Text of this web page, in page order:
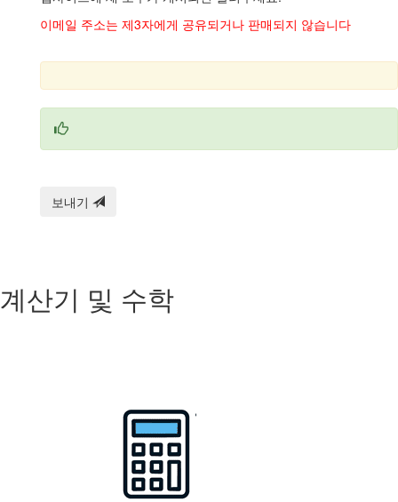
이메일 주소는 제3자에게 공유되거나 판매되지 않습니다
보내기
계산기 및 수학